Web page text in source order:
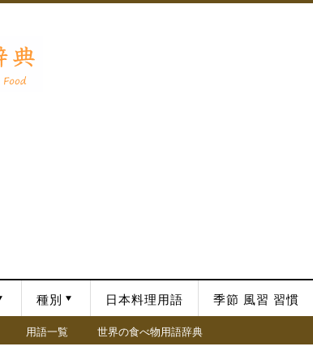
種別 日本料理用語 季節 風習 習慣
用語一覧 世界の食べ物用語辞典